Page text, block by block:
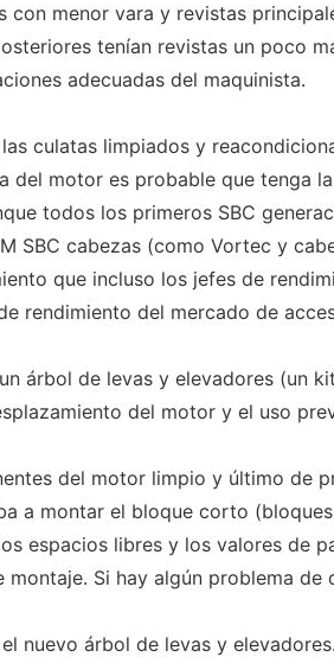
con menor vara y revistas
tenían revistas un poco
adecuadas del maquinista.
culatas limpiados y
del motor es probable que tenga
todos los primeros SBC
SBC cabezas (como Vortec y
que incluso los jefes de
rendimiento del mercado de
árbol de levas y elevadores (un
del motor y el uso
del motor limpio y último de
a montar el bloque corto
espacios libres y los valores de
montaje. Si hay algún problema
nuevo árbol de levas y